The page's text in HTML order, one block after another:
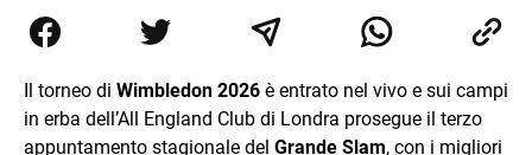
le diverse sfumature dell'informazione e quelle storie di
vita che parlano di luoghi, viaggi unici, cultura e lifestyle,
Il torneo di Wimbledon 2026 è entrato nel vivo e sui campi
in erba dell’All England Club di Londra prosegue il terzo
appuntamento stagionale del Grande Slam, con i migliori